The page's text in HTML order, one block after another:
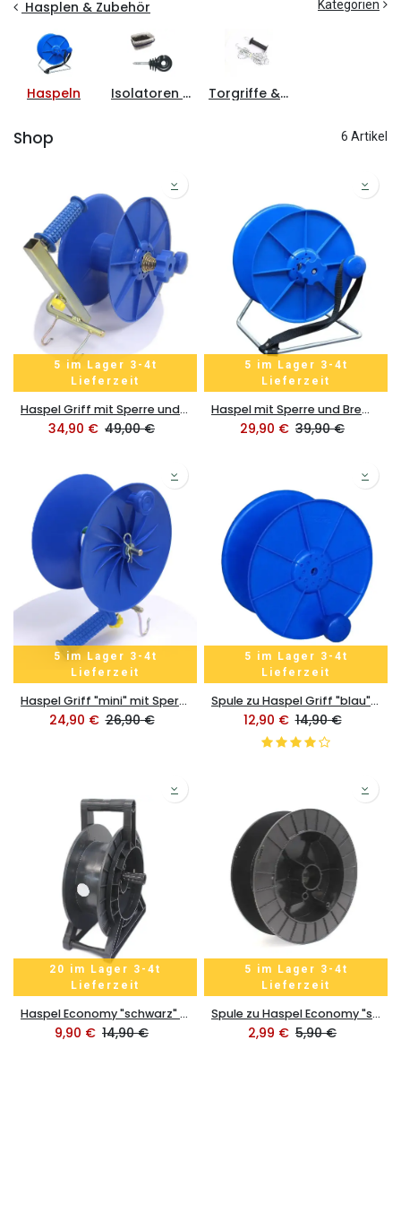
Hasplen & Zubehör Kategorien
Haspeln Isolatoren & Zubehör Torgriffe & Torsets
Shop 6 Artikel
5 im Lager 3-4t
Lieferzeit
Haspel Griff mit Sperre und Bremse "blau" aus stabiler Kunststoff dm 30cm
34,90 € 49,00€
5 im Lager 3-4t
Lieferzeit
Haspel mit Sperre und Bremse "blau" aus stabiler Kunststoff dm 35cm
29,90 € 39,90€
5 im Lager 3-4t
Lieferzeit
Haspel Griff "mini" mit Sperre "blau" aus stabiler Kunststoff dm 20cm
24,90 € 26,90€
5 im Lager 3-4t
Lieferzeit
Spule zu Haspel Griff "blau" aus stabiler Kunststoff dm 30cm
12,90 € 14,90€
20 im Lager 3-4t
Lieferzeit
Haspel Economy "schwarz" aus stabiler Kunststoff dm 35cm
9,90 € 14,90€
5 im Lager 3-4t
Lieferzeit
Spule zu Haspel Economy "schwarz" aus stabiler Kunststoff dm 35cm
2,99 € 5,90€